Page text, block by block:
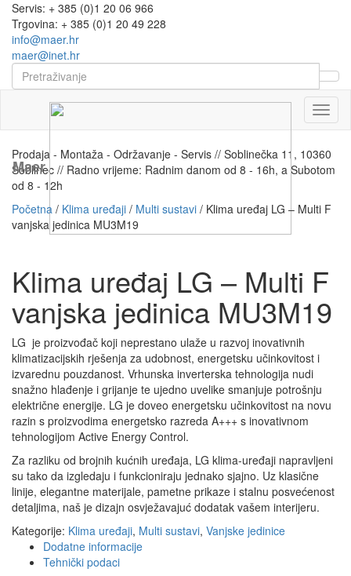
Servis: + 385 (0)1 20 06 966
Trgovina: + 385 (0)1 20 49 228
info@maer.hr
maer@inet.hr
Maer
Prodaja - Montaža - Održavanje - Servis // Soblinečka 11, 10360
Soblinec // Radno vrijeme: Radnim danom od 8 - 16h, a Subotom
od 8 - 12h
Početna / Klima uređaji / Multi sustavi / Klima uređaj LG – Multi F
vanjska jedinica MU3M19
Klima uređaj LG – Multi F
vanjska jedinica MU3M19
LG je proizvođač koji neprestano ulaže u razvoj inovativnih
klimatizacijskih rješenja za udobnost, energetsku učinkovitost i
izvarednu pouzdanost. Vrhunska inverterska tehnologija nudi
snažno hlađenje i grijanje te ujedno uvelike smanjuje potrošnju
električne energije. LG je doveo energetsku učinkovitost na novu
razin s proizvodima energetsko razreda A+++ s inovativnom
tehnologijom Active Energy Control.
Za razliku od brojnih kućnih uređaja, LG klima-uređaji napravljeni
su tako da izgledaju i funkcioniraju jednako sjajno. Uz klasične
linije, elegantne materijale, pametne prikaze i stalnu posvećenost
detaljima, naš je dizajn osvježavajuć dodatak vašem interijeru.
Kategorije: Klima uređaji, Multi sustavi, Vanjske jedinice
Dodatne informacije
Tehnički podaci